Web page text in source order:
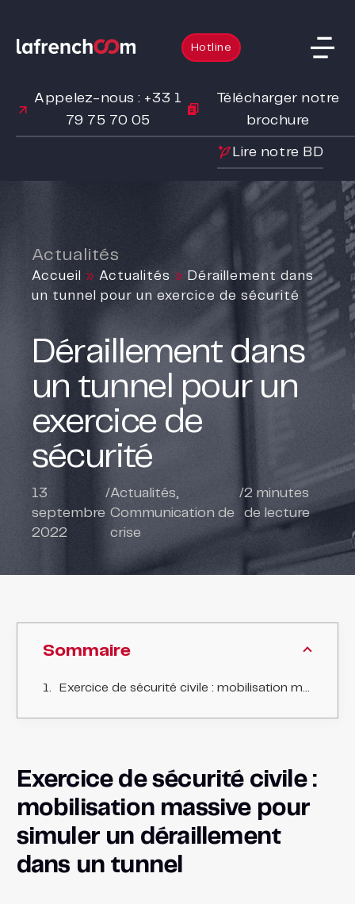
Hotline
Appelez-nous : +33 1
79 75 70 05
Télécharger notre
brochure
Lire notre BD
Actualités
Accueil » Actualités » Déraillement dans
un tunnel pour un exercice de sécurité
Déraillement dans
un tunnel pour un
exercice de
sécurité
13
septembre
2022
/Actualités,
Communication de
crise
/2 minutes
de lecture
Sommaire
Exercice de sécurité civile : mobilisation massive pour simuler un déraillement dans un tunnel
Exercice de sécurité civile :
mobilisation massive pour
simuler un déraillement
dans un tunnel